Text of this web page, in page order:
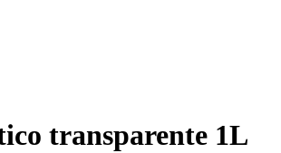
transparente 1L